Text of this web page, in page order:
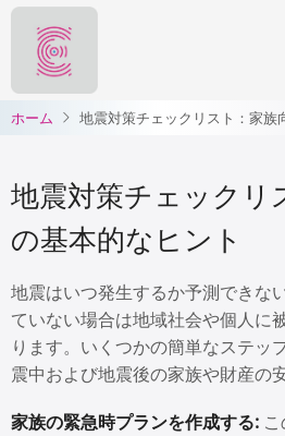
メ
コ
ン
ツ
に
移
動
ホーム 地震対策チェックリスト：家族
地震対策チェックリ
の基本的なヒント
地震はいつ発生するか予測できな
ていない場合は地域社会や個人に
ります。いくつかの簡単なステッ
震中および地震後の家族や財産の
家族の緊急時プランを作成する: